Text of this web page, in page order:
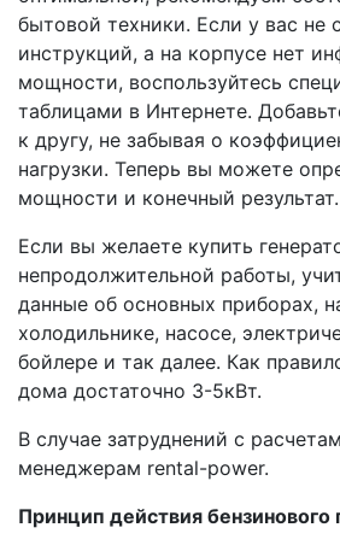
бытовой техники. Если у вас не
инструкций, а на корпусе нет
мощности, воспользуйтесь
таблицами в Интернете.
к другу, не забывая о
нагрузки. Теперь вы можете
мощности и конечный результат.
Если вы желаете купить
непродолжительной работы,
данные об основных приборах,
холодильнике, насосе,
бойлере и так далее. Как
дома достаточно 3-5кВт.
В случае затруднений с
менеджерам rental-power.
Принцип действия бензинового